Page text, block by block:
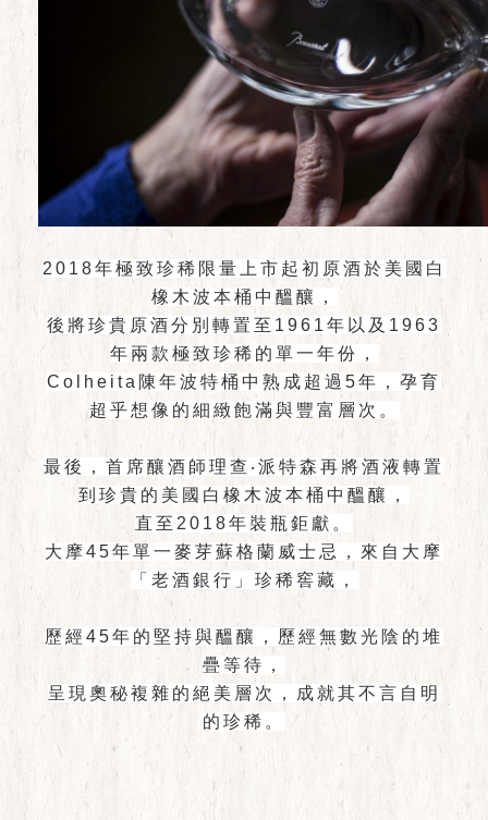
2018年極致珍稀限量上市起初原酒於美國白
橡木波本桶中醞釀，
後將珍貴原酒分別轉置至1961年以及1963
年兩款極致珍稀的單一年份，
Colheita陳年波特桶中熟成超過5年，孕育
超乎想像的細緻飽滿與豐富層次。
最後，首席釀酒師理查‧派特森再將酒液轉置
到珍貴的美國白橡木波本桶中醞釀，
直至2018年裝瓶鉅獻。
大摩45年單一麥芽蘇格蘭威士忌，來自大摩
「老酒銀行」珍稀窖藏，
歷經45年的堅持與醞釀，歷經無數光陰的堆
疊等待，
呈現奧秘複雜的絕美層次，成就其不言自明
的珍稀。